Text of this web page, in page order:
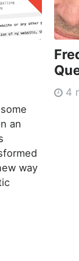
an
way
4